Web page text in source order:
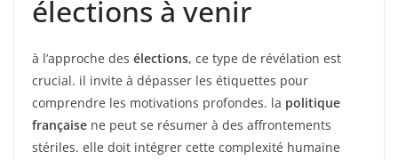
élections à venir
à l’approche des élections, ce type de révélation est
crucial. il invite à dépasser les étiquettes pour
comprendre les motivations profondes. la politique
française ne peut se résumer à des affrontements
stériles. elle doit intégrer cette complexité humaine